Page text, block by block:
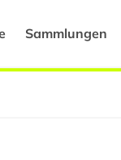
Sammlungen